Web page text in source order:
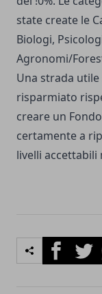
state create le
Biologi,
Agronomi/
Una strada
risparmiato
creare un
certamente a
livelli accettabili
Facebook